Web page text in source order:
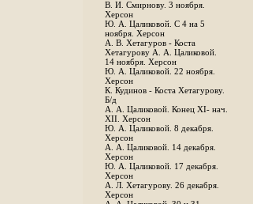
B. И. Смирнову. 3 ноября.
Херсон
Ю. А. Цаликовой. С 4 на 5
ноября. Херсон
А. В. Хетагуров - Коста
Хетагурову А. А. Цаликовой.
14 ноября. Херсон
Ю. А. Цаликовой. 22 ноября.
Херсон
К. Кудинов - Коста Хетагурову.
Б/д
А. А. Цаликовой. Конец XI- нач.
XII. Херсон
Ю. А. Цаликовой. 8 декабря.
Херсон
А. А. Цаликовой. 14 декабря.
Херсон
Ю. А. Цаликовой. 17 декабря.
Херсон
А. Л. Хетагурову. 26 декабря.
Херсон